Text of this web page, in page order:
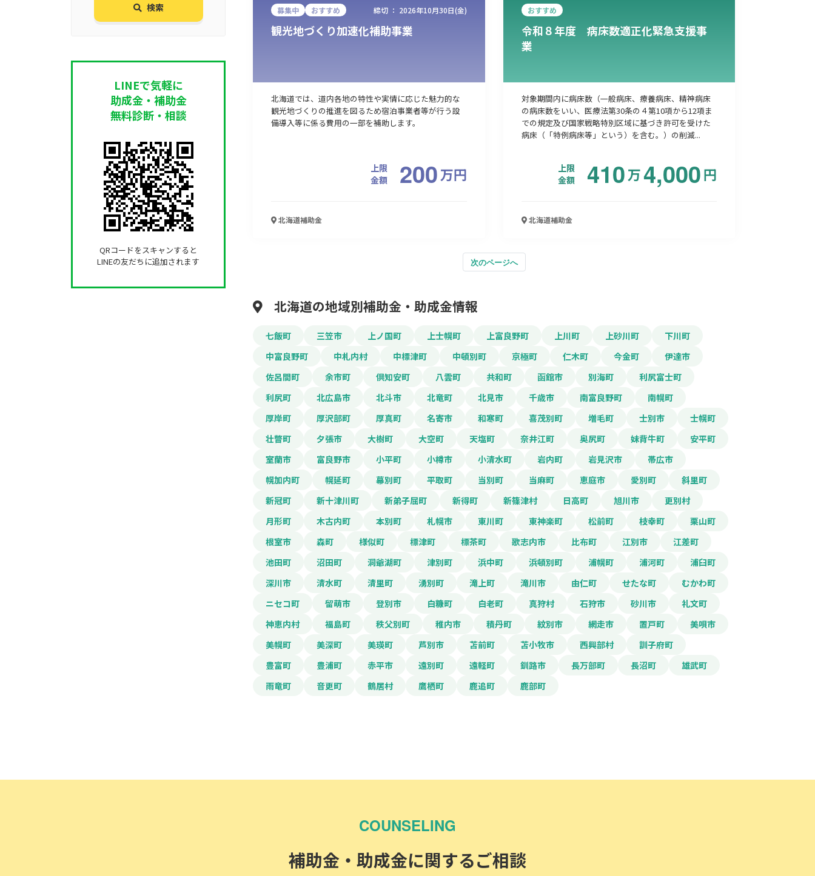
検索
LINEで気軽に
助成金・補助金
無料診断・相談
QRコードをスキャンすると
LINEの友だちに追加されます
募集中 おすすめ 締切 ： 2026年10月30日(金)
観光地づくり加速化補助事業
北海道では、道内各地の特性や実情に応じた魅力的な
観光地づくりの推進を図るため宿泊事業者等が行う設
備導入等に係る費用の一部を補助します。
上限
金額
200万円
北海道補助金
おすすめ
令和８年度 病床数適正化緊急支援事
業
対象期間内に病床数（一般病床、療養病床、精神病床
の病床数をいい、医療法第30条の４第10項から12項ま
での規定及び国家戦略特別区域に基づき許可を受けた
病床（「特例病床等」という）を含む。）の削減...
上限
金額
410万4,000円
北海道補助金
次のページへ
北海道の地域別補助金・助成金情報
七飯町 三笠市 上ノ国町 上士幌町 上富良野町 上川町 上砂川町
下川町
中富良野町
中札内村 中標津町 中頓別町 京極町 仁木町 今金町
伊達市
佐呂間町
余市町 倶知安町 八雲町 共和町 函館市 別海町
利尻富士町
利尻町
北広島市 北斗市 北竜町 北見市 千歳市 南富良野町
南幌町
厚岸町
厚沢部町 厚真町 名寄市 和寒町 喜茂別町 増毛町 士別市
士幌町
壮瞥町
夕張市 大樹町 大空町 天塩町 奈井江町 奥尻町 妹背牛町
安平町
室蘭市
富良野市 小平町 小樽市 小清水町 岩内町 岩見沢市
帯広市
幌加内町
幌延町 幕別町 平取町 当別町 当麻町 恵庭市 愛別町
斜里町
新冠町
新十津川町 新弟子屈町 新得町 新篠津村 日高町 旭川市
更別村
月形町
木古内町 本別町 札幌市 東川町 東神楽町 松前町 枝幸町
栗山町
根室市
森町 様似町 標津町 標茶町 歌志内市 比布町 江別市
江差町
池田町
沼田町 洞爺湖町 津別町 浜中町 浜頓別町 浦幌町 浦河町
浦臼町
深川市
清水町 清里町 湧別町 滝上町 滝川市 由仁町 せたな町
むかわ町
ニセコ町
留萌市 登別市 白糠町 白老町 真狩村 石狩市 砂川市
礼文町
神恵内村
福島町 秩父別町 稚内市 積丹町 紋別市 網走市 置戸町
美唄市
美幌町
美深町 美瑛町 芦別市 苫前町 苫小牧市 西興部村
訓子府町
豊富町
豊浦町 赤平市 遠別町 遠軽町 釧路市 長万部町 長沼町
雄武町
雨竜町
音更町 鶴居村 鷹栖町 鹿追町 鹿部町
COUNSELING
補助金・助成金に関するご相談